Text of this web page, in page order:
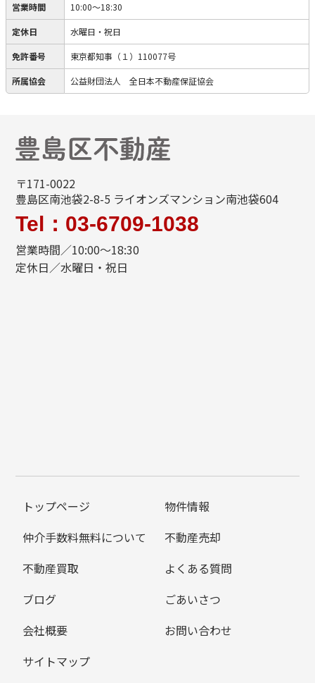
営業時間 10:00～18:30
定休日 水曜日・祝日
免許番号 東京都知事（１）110077号
所属協会 公益財団法人 全日本不動産保証協会
〒171-0022
豊島区南池袋2-8-5 ライオンズマンション南池袋604
Tel：03-6709-1038
営業時間／10:00～18:30
定休日／水曜日・祝日
トップページ
物件情報
仲介手数料無料について
不動産売却
不動産買取
よくある質問
ブログ
ごあいさつ
会社概要
お問い合わせ
サイトマップ